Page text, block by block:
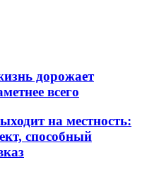
дорожает
всего
на местность:
способный